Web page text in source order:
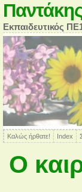
Εκπαιδευτικός
Καλώς ήρθατε! Index
Ο